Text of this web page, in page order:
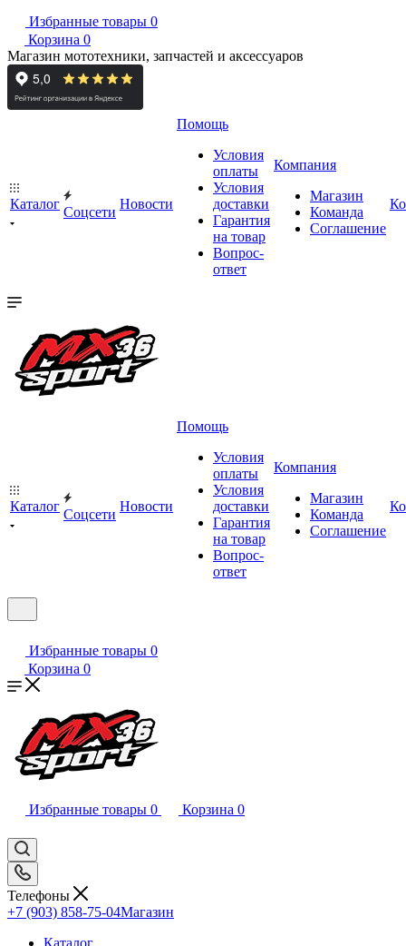
Избранные товары 0
Корзина 0
Магазин мототехники, запчастей и аксессуаров
Каталог
Cоцсети
Новости
Помощь
Условия
оплаты
Условия
доставки
Гарантия
на товар
Вопрос-
ответ
Компания
Магазин
Команда
Соглашение
Каталог
Cоцсети
Новости
Помощь
Условия
оплаты
Условия
доставки
Гарантия
на товар
Вопрос-
ответ
Компания
Магазин
Команда
Соглашение
Избранные товары 0
Корзина 0
Избранные товары 0 Корзина 0
Телефоны
+7 (903) 858-75-04Магазин
Каталог